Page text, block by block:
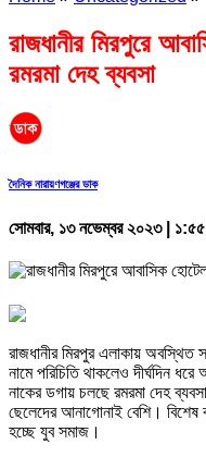
রাজধানীর মিরপুরে
রমরমা দেহ ব্যবসা
দৈনিক নারায়ণগঞ্জের ডাক
সোমবার, ১৩ নভেম্বর ২০২৩ | ১:৫৫
রাজধানীর মিরপুর এলাকায়
নামে পরিচিতি থাকলেও দীর্ঘদিন
নাকের ডগায় চলছে রমরমা দেহ
ছেলেদের আনাগোনাই বেশি।
হচ্ছে যুব সমাজ।